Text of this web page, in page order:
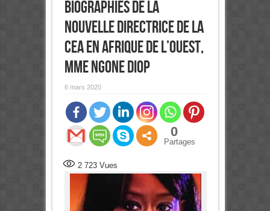
Biographies de la
nouvelle Directrice de la
CEA en Afrique de l’Ouest,
Mme Ngone Diop
6 mars 2020
0
Partages
2 723Vues